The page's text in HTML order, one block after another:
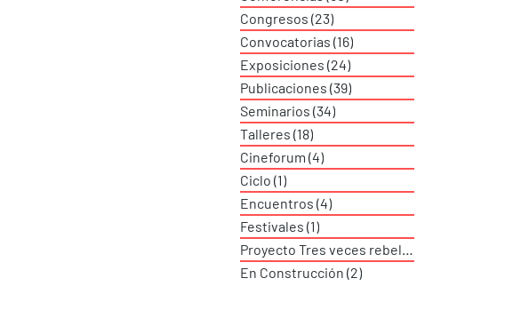
Congresos (23)
Convocatorias (16)
Exposiciones (24)
Publicaciones (39)
Seminarios (34)
Talleres (18)
Cineforum (4)
Ciclo (1)
Encuentros (4)
Festivales (1)
Proyecto Tres veces rebeldes
En Construcción (2)